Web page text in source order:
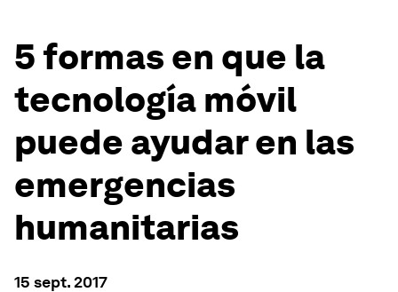
5 formas en que la
tecnología móvil
puede ayudar en las
emergencias
humanitarias
15 sept. 2017